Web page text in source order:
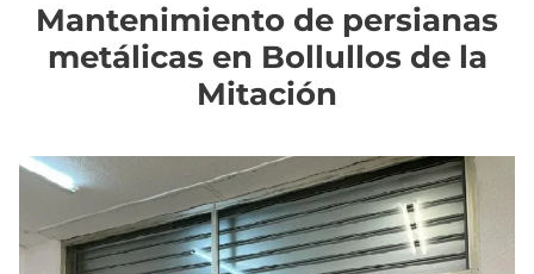
Mantenimiento de persianas
metálicas en Bollullos de la
Mitación